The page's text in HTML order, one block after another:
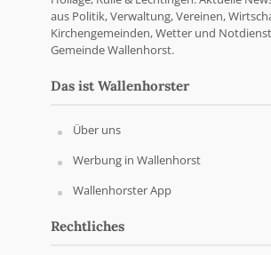
aus Politik, Verwaltung, Vereinen,
Kirchengemeinden, Wetter und
Gemeinde Wallenhorst.
Das ist Wallenhorster
Über uns
Werbung in Wallenhorst
Wallenhorster App
Rechtliches